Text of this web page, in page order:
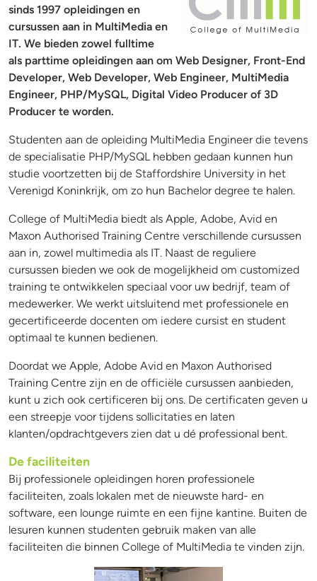
sinds 1997 opleidingen en
cursussen aan in MultiMedia en
IT. We bieden zowel fulltime
als parttime opleidingen aan om Web Designer, Front-End
Developer, Web Developer, Web Engineer, MultiMedia
Engineer, PHP/MySQL, Digital Video Producer of 3D
Producer te worden.
Studenten aan de opleiding MultiMedia Engineer die tevens
de specialisatie PHP/MySQL hebben gedaan kunnen hun
studie voortzetten bij de Staffordshire University in het
Verenigd Koninkrijk, om zo hun Bachelor degree te halen.
College of MultiMedia biedt als Apple, Adobe, Avid en
Maxon Authorised Training Centre verschillende cursussen
aan in, zowel multimedia als IT. Naast de reguliere
cursussen bieden we ook de mogelijkheid om customized
training te ontwikkelen speciaal voor uw bedrijf, team of
medewerker. We werkt uitsluitend met professionele en
gecertificeerde docenten om iedere cursist en student
optimaal te kunnen bedienen.
Doordat we Apple, Adobe Avid en Maxon Authorised
Training Centre zijn en de officiële cursussen aanbieden,
kunt u zich ook certificeren bij ons. De certificaten geven u
een streepje voor tijdens sollicitaties en laten
klanten/opdrachtgevers zien dat u dé professional bent.
De faciliteiten
Bij professionele opleidingen horen professionele
faciliteiten, zoals lokalen met de nieuwste hard- en
software, een lounge ruimte en een fijne kantine. Buiten de
lesuren kunnen studenten gebruik maken van alle
faciliteiten die binnen College of MultiMedia te vinden zijn.